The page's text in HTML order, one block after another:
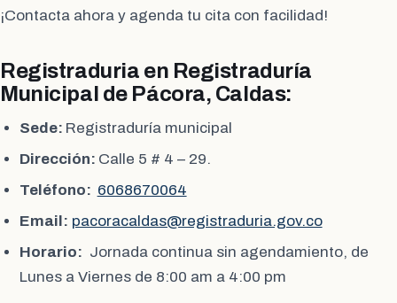
¡Contacta ahora y agenda tu cita con facilidad!
Registraduria en Registraduría
Municipal de Pácora, Caldas:
Sede: Registraduría municipal
Dirección: Calle 5 # 4 – 29.
Teléfono: 6068670064
Email: pacoracaldas@registraduria.gov.co
Horario: Jornada continua sin agendamiento, de
Lunes a Viernes de 8:00 am a 4:00 pm